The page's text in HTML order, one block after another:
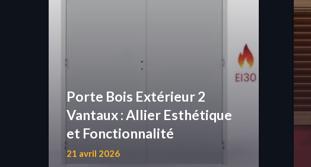
Porte Bois Extérieur 2
Vantaux : Allier Esthétique
et Fonctionnalité
21 avril 2026